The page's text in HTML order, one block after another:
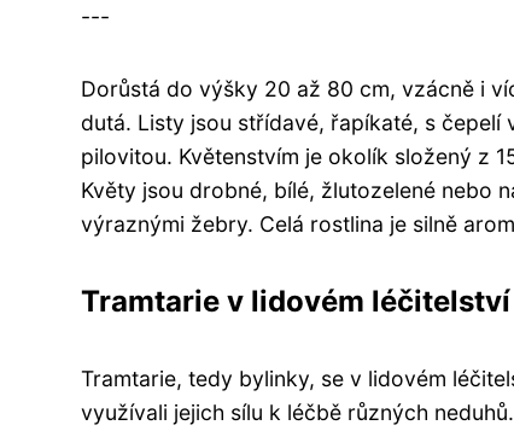
---
Dorůstá do výšky 20 až 80 cm, vzácně i
dutá. Listy jsou střídavé, řapíkaté, s
pilovitou. Květenstvím je okolík složený z
Květy jsou drobné, bílé, žlutozelené nebo
výraznými žebry. Celá rostlina je silně
Tramtarie v lidovém léčitelství
Tramtarie, tedy bylinky, se v lidovém
využívali jejich sílu k léčbě různých